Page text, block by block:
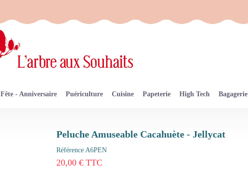
Fête - Anniversaire Puériculture Cuisine Papeterie High Tech Bagagerie
Peluche Amuseable Cacahuète - Jellycat
Référence A6PEN
20,00 € TTC